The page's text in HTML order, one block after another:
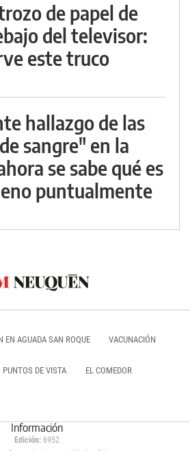
de papel de
del televisor:
este truco
hallazgo de las
sangre" en la
se sabe qué es
puntualmente
EN AGUADA SAN ROQUE VACUNACIÓN
PUNTOS DE VISTA EL COMEDOR
Información
Edición: 6952